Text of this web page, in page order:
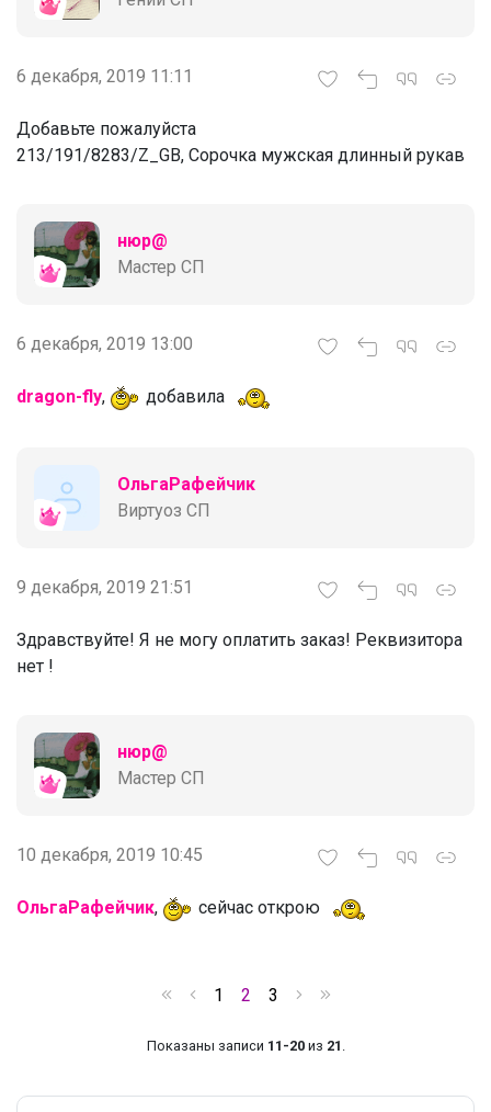
6 декабря, 2019 11:11
Добавьте пожалуйста
213/191/8283/Z_GB, Сорочка мужская длинный рукав
нюр@
Мастер СП
6 декабря, 2019 13:00
dragon-fly, добавила
ОльгаРафейчик
Виртуоз СП
9 декабря, 2019 21:51
Здравствуйте! Я не могу оплатить заказ! Реквизитора
нет !
нюр@
Мастер СП
10 декабря, 2019 10:45
ОльгаРафейчик, сейчас открою
1 2 3
Показаны записи 11-20из 21